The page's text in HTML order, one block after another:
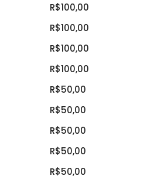
R$100,00
R$100,00
R$100,00
R$100,00
R$50,00
R$50,00
R$50,00
R$50,00
R$50,00